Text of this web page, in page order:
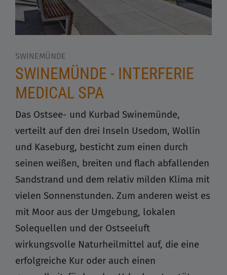
SWINEMÜNDE
SWINEMÜNDE - INTERFERIE
MEDICAL SPA
Das Ostsee- und Kurbad Swinemünde,
verteilt auf den drei Inseln Usedom, Wollin
und Kaseburg, besticht zum einen durch
seinen weißen, breiten und flach abfallenden
Sandstrand und dem relativ milden Klima mit
vielen Sonnenstunden. Zum anderen weist es
mit Moor aus der Umgebung, lokalen
Solequellen und der Ostseeluft
wirkungsvolle Naturheilmittel auf, die eine
erfolgreiche Kur oder auch einen